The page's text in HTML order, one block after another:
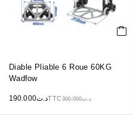
Diable Pliable 6 Roue 60KG
Wadfow
د.ت300.000 د.ت190.000 TTC